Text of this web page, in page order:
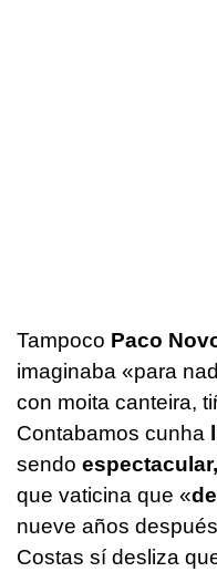
Tampoco Paco
imaginaba «para
con moita canteira,
Contabamos cunha
sendo
que vaticina que «
nueve años
Costas sí desliza